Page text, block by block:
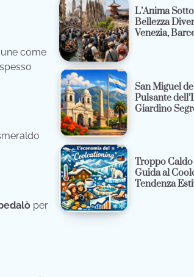
come
per
L’Anima
Bellezza
Venezia,
San Miguel
Pulsante
Giardino
Troppo Caldo
Guida al
Tendenza